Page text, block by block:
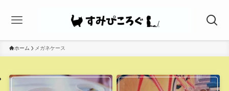
ホーム メガネケース